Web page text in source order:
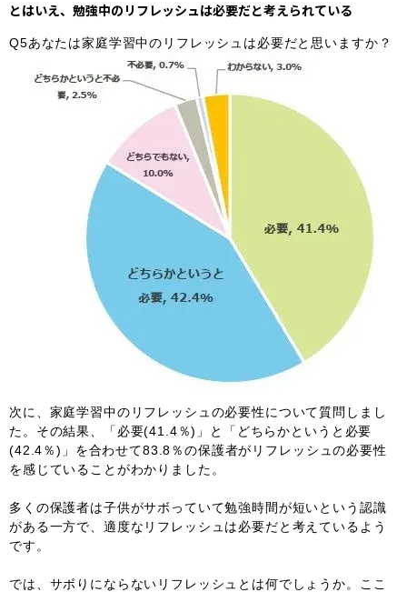
とはいえ、勉強中のリフレッシュは必要だと考えられている
Q5あなたは家庭学習中のリフレッシュは必要だと思いますか？
次に、家庭学習中のリフレッシュの必要性について質問しまし
た。その結果、「必要(41.4％)」と「どちらかというと必要
(42.4％)」を合わせて83.8％の保護者がリフレッシュの必要性
を感じていることがわかりました。
多くの保護者は子供がサボっていて勉強時間が短いという認識
がある一方で、適度なリフレッシュは必要だと考えているよう
です。
では、サボりにならないリフレッシュとは何でしょうか。ここ